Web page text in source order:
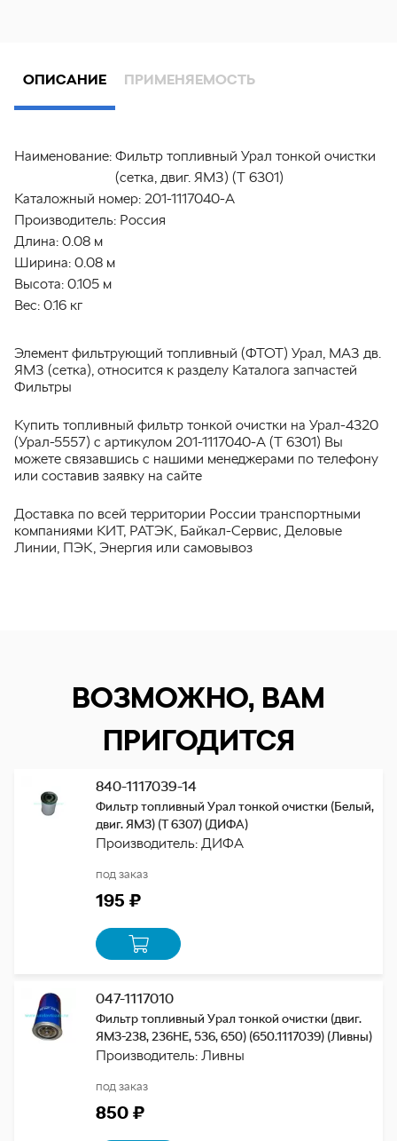
ОПИСАНИЕ ПРИМЕНЯЕМОСТЬ
Наименование: Фильтр топливный Урал тонкой очистки
(сетка, двиг. ЯМЗ) (Т 6301)
Каталожный номер: 201-1117040-А
Производитель: Россия
Длина: 0.08 м
Ширина: 0.08 м
Высота: 0.105 м
Вес: 0.16 кг
Элемент фильтрующий топливный (ФТОТ) Урал, МАЗ дв.
ЯМЗ (сетка), относится к разделу Каталога запчастей
Фильтры
Купить топливный фильтр тонкой очистки на Урал-4320
(Урал-5557) с артикулом 201-1117040-А (Т 6301) Вы
можете связавшись с нашими менеджерами по телефону
или составив заявку на сайте
Доставка по всей территории России транспортными
компаниями КИТ, РАТЭК, Байкал-Сервис, Деловые
Линии, ПЭК, Энергия или самовывоз
ВОЗМОЖНО, ВАМ
ПРИГОДИТСЯ
840-1117039-14
Фильтр топливный Урал тонкой очистки (Белый,
двиг. ЯМЗ) (Т 6307) (ДИФА)
Производитель: ДИФА
под заказ
195 ₽
047-1117010
Фильтр топливный Урал тонкой очистки (двиг.
ЯМЗ-238, 236НЕ, 536, 650) (650.1117039) (Ливны)
Производитель: Ливны
под заказ
850 ₽